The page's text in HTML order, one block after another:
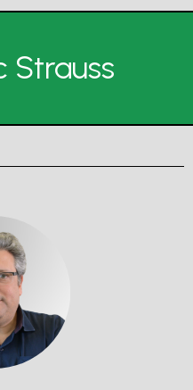
Strauss